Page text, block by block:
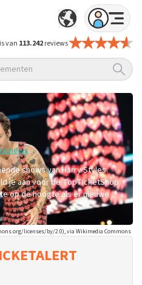
van 113.242reviews
shows van Harry Styles.
je aan voor de TopTicketShop
op de hoogte als er nieuwe
licenses/by/2.0), via Wikimedia Commons